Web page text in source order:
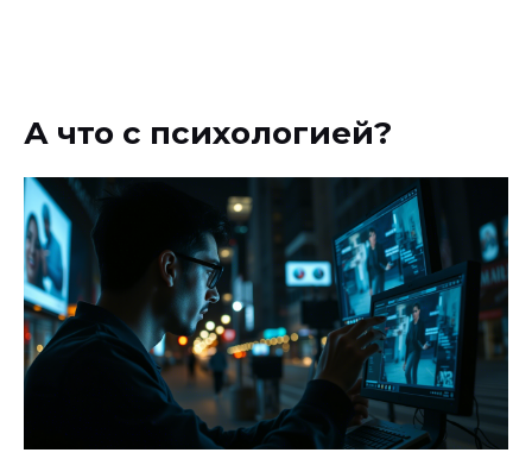
А что с психологией?